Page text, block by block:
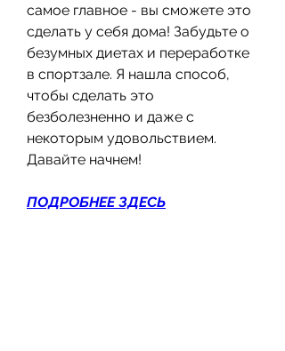
самое главное - вы сможете это
сделать у себя дома! Забудьте о
безумных диетах и переработке
в спортзале. Я нашла способ,
чтобы сделать это
безболезненно и даже с
некоторым удовольствием.
Давайте начнем!
ПОДРОБНЕЕ ЗДЕСЬ